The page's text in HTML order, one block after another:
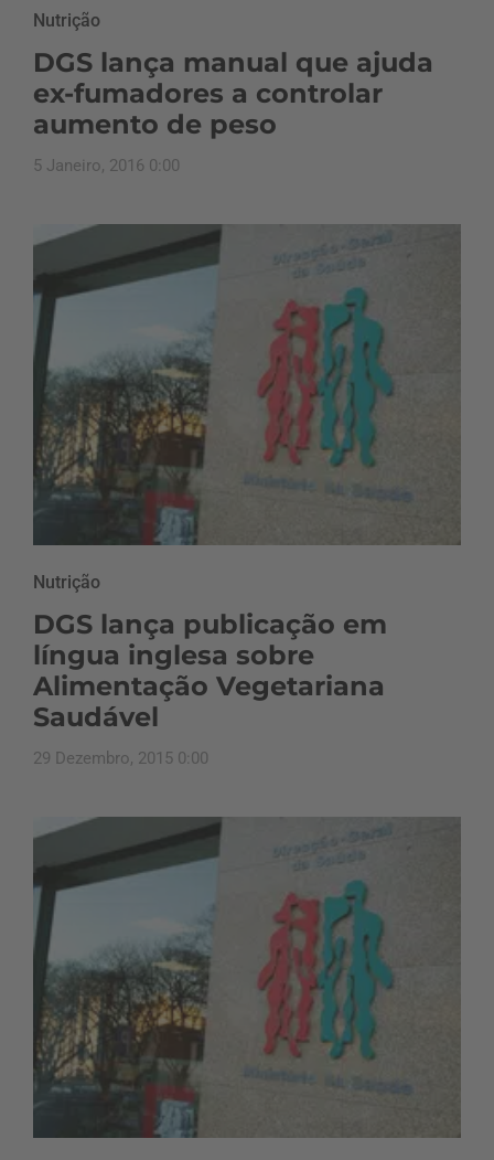
Nutrição
DGS lança manual que ajuda
ex-fumadores a controlar
aumento de peso
5 Janeiro, 2016 0:00
Nutrição
DGS lança publicação em
língua inglesa sobre
Alimentação Vegetariana
Saudável
29 Dezembro, 2015 0:00